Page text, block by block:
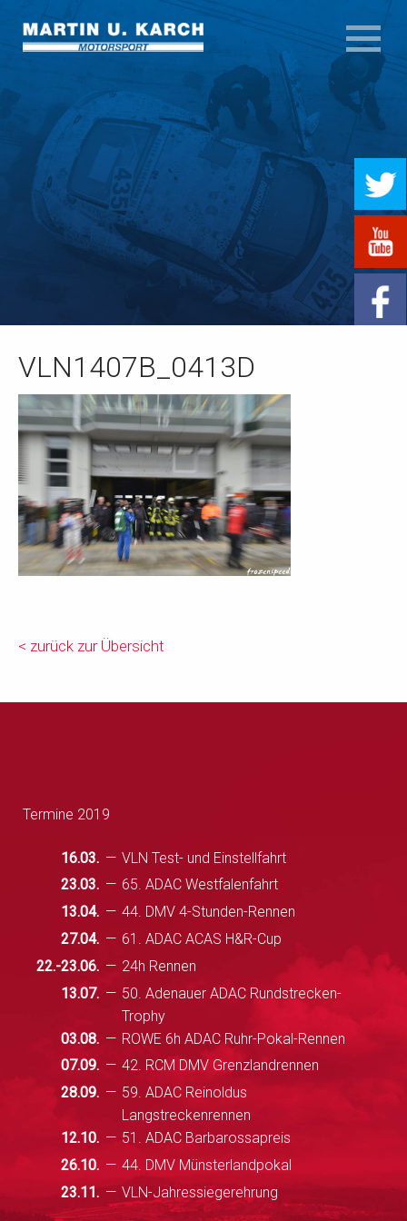
VLN1407B_0413D
< zurück zur Übersicht
Termine 2019
16.03.
VLN Test- und Einstellfahrt
23.03.
65. ADAC Westfalenfahrt
13.04.
44. DMV 4-Stunden-Rennen
27.04.
61. ADAC ACAS H&R-Cup
22.-23.06.
24h Rennen
13.07.
50. Adenauer ADAC Rundstrecken-
Trophy
03.08.
ROWE 6h ADAC Ruhr-Pokal-Rennen
07.09.
42. RCM DMV Grenzlandrennen
28.09.
59. ADAC Reinoldus
Langstreckenrennen
12.10.
51. ADAC Barbarossapreis
26.10.
44. DMV Münsterlandpokal
23.11.
VLN-Jahressiegerehrung